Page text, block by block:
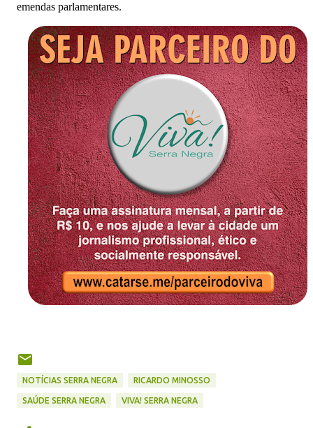
emendas parlamentares.
NOTÍCIAS SERRA NEGRA RICARDO MINOSSO
SAÚDE SERRA NEGRA VIVA! SERRA NEGRA